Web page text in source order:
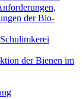
der Bio-
der Bienen im